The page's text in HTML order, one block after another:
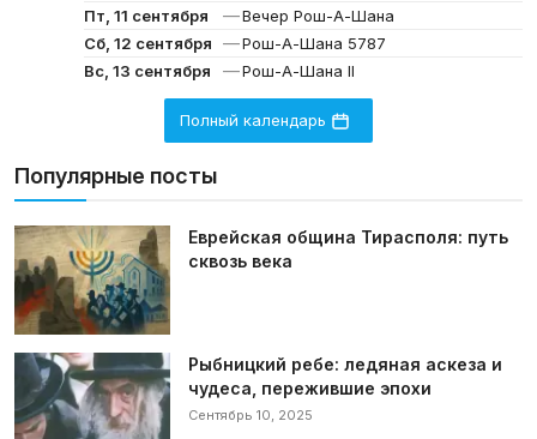
Пт, 11 сентября
—Вечер Рош-А-Шана
Сб, 12 сентября
—Рош-А-Шана 5787
Вс, 13 сентября
—Рош-А-Шана II
Полный календарь
Популярные посты
Еврейская община Тирасполя: путь
сквозь века
Рыбницкий ребе: ледяная аскеза и
чудеса, пережившие эпохи
Сентябрь 10, 2025